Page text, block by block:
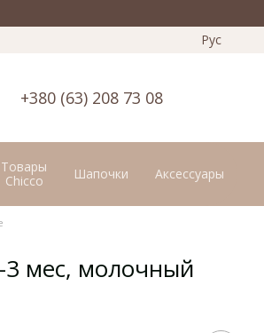
Рус
+380 (63) 208 73 08
Товары
Chicco
Шапочки Аксессуары
3 мес, молочный